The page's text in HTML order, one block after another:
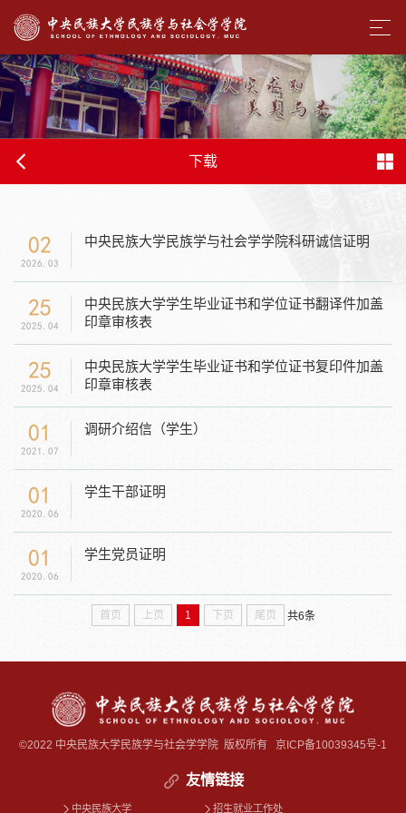
下载
02
2026.03
中央民族大学民族学与社会学学院科研诚信证明
25
2025.04
中央民族大学学生毕业证书和学位证书翻译件加盖
印章审核表
25
2025.04
中央民族大学学生毕业证书和学位证书复印件加盖
印章审核表
01
2021.07
调研介绍信（学生）
01
2020.06
学生干部证明
01
2020.06
学生党员证明
首页 上页 1 下页 尾页 共6条
©2022 中央民族大学民族学与社会学学院 版权所有 京ICP备10039345号-1
友情链接
中央民族大学 招生就业工作处